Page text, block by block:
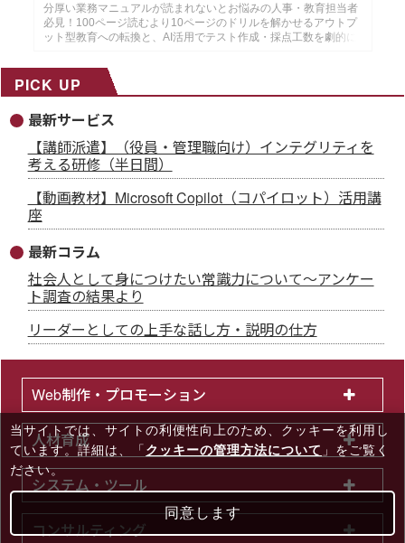
分厚い業務マニュアルが読まれないとお悩みの人事・教育担当者
必見！100ページ読むより10ページのドリルを解かせるアウトプ
ット型教育への転換と、AI活用でテスト作成・採点工数を劇的に
PICK UP
最新サービス
【講師派遣】（役員・管理職向け）インテグリティを
考える研修（半日間）
【動画教材】Microsoft Copilot（コパイロット）活用講
座
最新コラム
社会人として身につけたい常識力について～アンケー
ト調査の結果より
リーダーとしての上手な話し方・説明の仕方
Web制作・プロモーション
人材育成
システム・ツール
コンサルティング
当サイトでは、サイトの利便性向上のため、クッキーを利⽤し
ています。詳細は、「 クッキーの管理方法について 」をご覧く
ださい。
同意します